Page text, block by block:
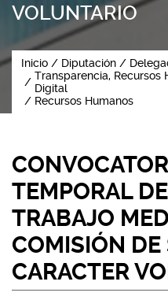
VOLUNTARIO
Inicio Diputación
Transparencia, Recursos
Digital
Recursos Humanos
TEMPORAL
TRABAJO
COMISIÓN DE
CARACTER